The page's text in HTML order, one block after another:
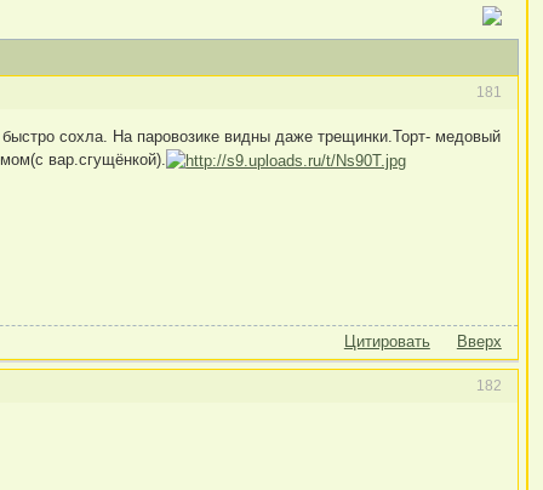
181
сохла. На паровозике видны даже трещинки.Торт- медовый
вар.сгущёнкой).
Цитировать Вверх
182